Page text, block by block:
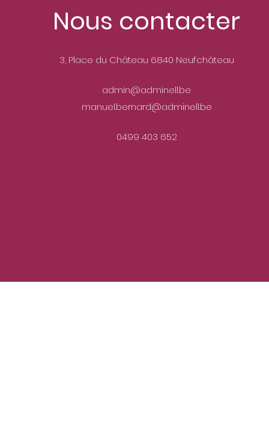
Nous contacter
3, Place du Château 6840 Neufchâteau
admin@adminell.be
manuel.bernard@adminell.be
0499 403 652